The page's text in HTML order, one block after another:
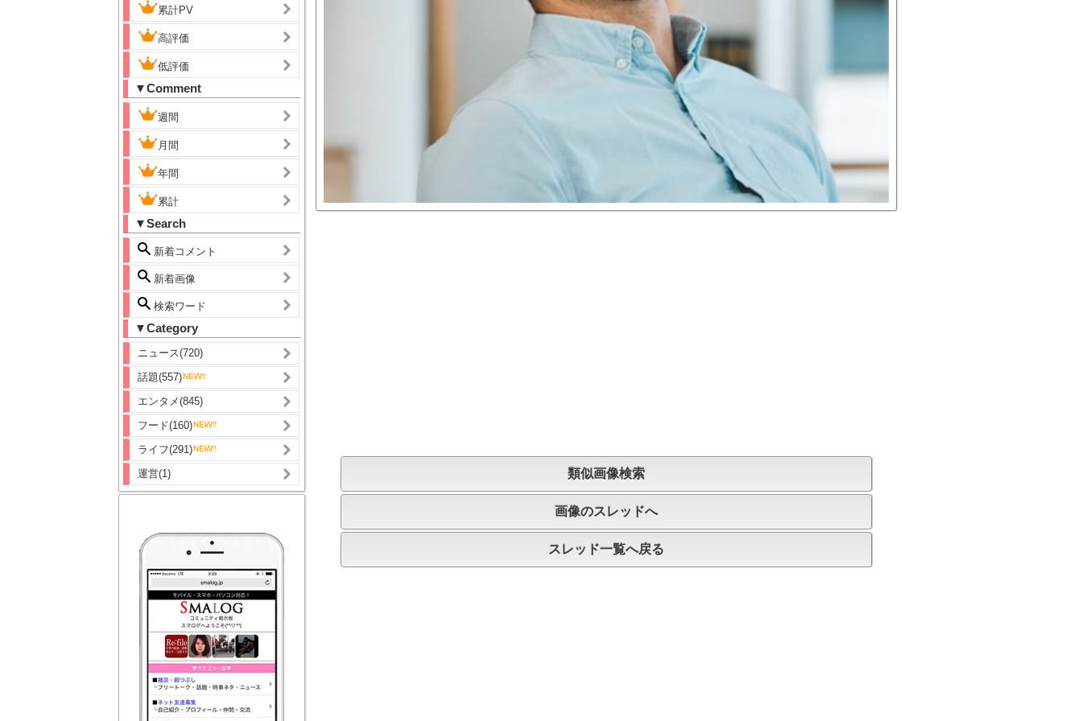
累計PV
高評価
低評価
▼Comment
週間
月間
年間
累計
▼Search
新着コメント
新着画像
検索ワード
▼Category
ニュース(720)
話題(557)
エンタメ(845)
フード(160)
ライフ(291)
運営(1)
類似画像検索
画像のスレッドへ
スレッド一覧へ戻る